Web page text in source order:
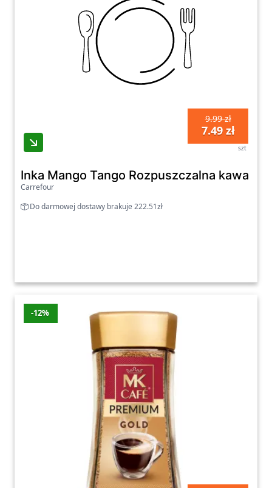
9.99 zł
7.49 zł
szt
Inka Mango Tango Rozpuszczalna kawa
Carrefour
Do darmowej dostawy brakuje 222.51zł
-12%